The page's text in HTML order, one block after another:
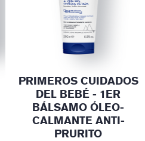
PRIMEROS CUIDADOS
DEL BEBÉ - 1ER
BÁLSAMO ÓLEO-
CALMANTE ANTI-
PRURITO